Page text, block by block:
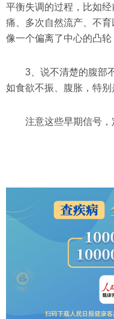
平衡失调的过程，比如
痛、多次自然流产、不
像一个偏离了中心的凸轮
3、说不清楚的腹部
如食欲不振、腹胀，特别
注意这些早期信号，